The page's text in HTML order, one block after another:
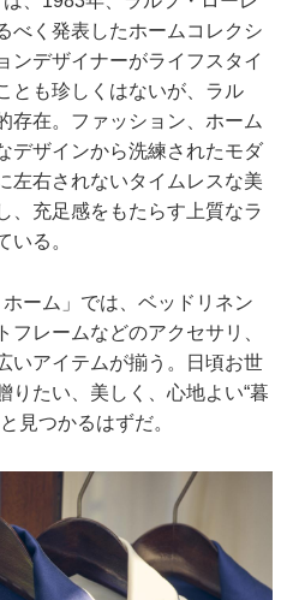
べく発表したホームコレクシ
ンデザイナーがライフスタイ
とも珍しくはないが、ラル
存在。ファッション、ホーム
デザインから洗練されたモダ
左右されないタイムレスな美
、充足感をもたらす上質なラ
いる。
ーム」では、ベッドリネン
レームなどのアクセサリ、
いアイテムが揃う。日頃お世
りたい、美しく、心地よい“暮
見つかるはずだ。